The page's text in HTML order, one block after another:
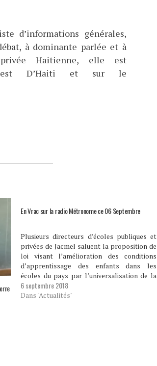
d’informations générales,
à dominante parlée et à
Haitienne, elle est
est D’Haiti et sur le
En Vrac sur la radio Métronome ce 06 Septembre
Plusieurs directeurs d’écoles publiques et
privées de Jacmel saluent la proposition de
loi visant l’amélioration des conditions
d’apprentissage des enfants dans les
écoles du pays par l’universalisation de la
cantine scolaire, proposition de loi
présentée par un groupe de députés,
6 septembre 2018
Dans "Actualités"